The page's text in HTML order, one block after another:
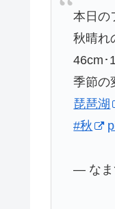
本日の
秋晴れ
46cm･
季節の
琵琶湖
#秋
— なま